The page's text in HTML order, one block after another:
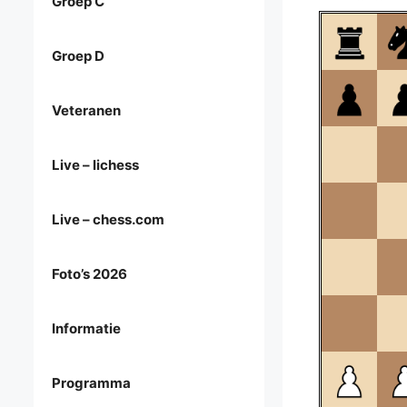
Groep D
Veteranen
Live – lichess
Live – chess.com
Foto’s 2026
Informatie
Programma